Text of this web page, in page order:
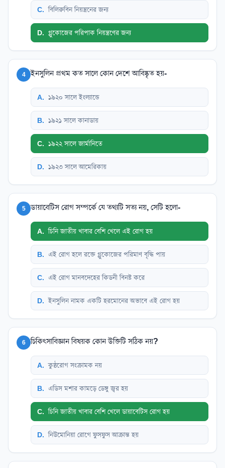
C. বিলিরুবিন নিয়ন্ত্রনের জন্য
D. গ্লুকোজের পরিপাক নিয়ন্ত্রণের জন্য
4 ইনসুলিন প্রথম কত সালে কোন দেশে আবিষ্কৃত হয়-
A. ১৯২০ সালে ইংল্যান্ডে
B. ১৯২১ সালে কানাডায়
C. ১৯২২ সালে জার্মানিতে
D. ১৯২৩ সালে আমেরিকায়
5 ডায়াবেটিস রোগ সম্পর্কে যে তথ্যটি সত্য নয়, সেটি হলো-
A. চিনি জাতীয় খাবার বেশি খেলে এই রোগ হয়
B. এই রোগ হলে রক্তে গ্লুকোজের পরিমাণ বৃদ্ধি পায়
C. এই রোগ মানবদেহের কিডনী বিনষ্ট করে
D. ইনসুলিন নামক একটি হরমোনের অভাবে এই রোগ হয়
6 চিকিৎসাবিজ্ঞান বিষয়ক কোন উক্তিটি সঠিক নয়?
A. কুষ্ঠরোগ সংক্রামক নয়
B. এডিস মশার কামড়ে ডেঙ্গু জ্বর হয়
C. চিনি জাতীয় খাবার বেশি খেলে ডায়াবেটিস রোগ হয়
D. নিউমোনিয়া রোগে ফুসফুস আক্রান্ত হয়